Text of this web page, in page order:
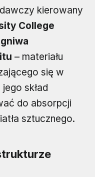
kierowany
College
– materiału
się w
skład
do absorpcji
sztucznego.